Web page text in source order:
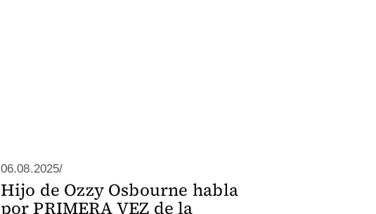
06.08.2025/
Hijo de Ozzy Osbourne habla
por PRIMERA VEZ de la